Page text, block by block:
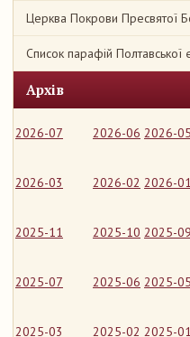
Церква Покрови Пресвятої
Список парафій Полтавської
Архів
2026-07 2026-06 2026-05
2026-03 2026-02 2026-01
2025-11 2025-10 2025-09
2025-07 2025-06 2025-05
2025-03 2025-02 2025-01